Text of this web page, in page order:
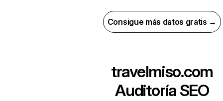
Consigue más datos gratis →
travelmiso.com
Auditoría SEO